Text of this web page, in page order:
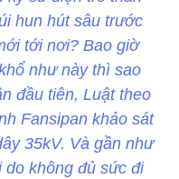
hun hút sâu trước
tới nơi? Bao giờ
như này thì sao
đầu tiên, Luật theo
Fansipan khảo sát
35kV. Và gần như
không đủ sức đi